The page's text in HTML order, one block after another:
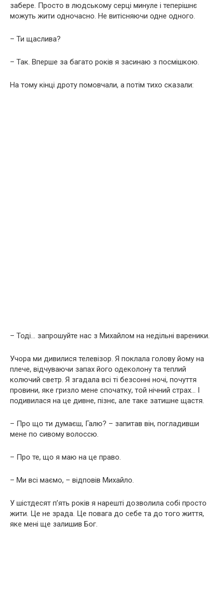
забере. Просто в людському серці минуле і теперішнє
можуть жити одночасно. Не витісняючи одне одного.
– Ти щаслива?
– Так. Вперше за багато років я засинаю з посмішкою.
На тому кінці дроту помовчали, а потім тихо сказали:
– Тоді… запрошуйте нас з Михайлом на недільні вареники.
Учора ми дивилися телевізор. Я поклала голову йому на
плече, відчуваючи запах його одеколону та теплий
колючий светр. Я згадала всі ті безсонні ночі, почуття
провини, яке гризло мене спочатку, той нічний страх… І
подивилася на це дивне, пізнє, але таке затишне щастя.
– Про що ти думаєш, Галю? – запитав він, погладивши
мене по сивому волоссю.
– Про те, що я маю на це право.
– Ми всі маємо, – відповів Михайло.
У шістдесят п’ять років я нарешті дозволила собі просто
жити. Це не зрада. Це повага до себе та до того життя,
яке мені ще залишив Бог.